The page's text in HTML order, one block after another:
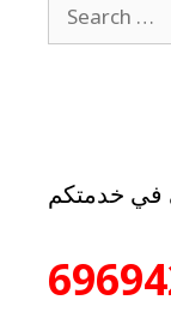
في خدمتكم